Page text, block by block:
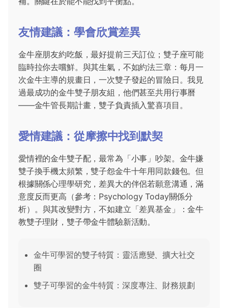
友情建議：學會欣賞差異
金牛座朋友約吃飯，最好提前三天訂位；雙子座可能
臨時拉你去嚐鮮。與其生氣，不如約法三章：每月一
次金牛主導的規畫日，一次雙子發起的冒險日。我見
過最成功的金牛雙子朋友組，他們甚至共用行事曆
——金牛管長期計畫，雙子負責插入驚喜項目。
愛情建議：從摩擦中找到默契
愛情裡的金牛雙子配，最常為「小事」吵架。金牛嫌
雙子換手機太頻繁，雙子怨金牛十年用同款錢包。但
根據關係心理學研究，差異大的伴侶若願意溝通，滿
意度反而更高（參考： Psychology Today關係分
析）。與其改變對方，不如建立「差異基金」：金牛
教雙子理財，雙子帶金牛體驗新活動。
金牛可學習的雙子特質：靈活應變、擴大社交
圈
雙子可學習的金牛特質：深度專注、財務規劃